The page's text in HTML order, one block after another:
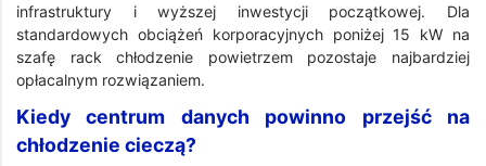
infrastruktury i wyższej inwestycji początkowej. Dla
standardowych obciążeń korporacyjnych poniżej 15 kW na
szafę rack chłodzenie powietrzem pozostaje najbardziej
opłacalnym rozwiązaniem.
Kiedy centrum danych powinno przejść na
chłodzenie cieczą?